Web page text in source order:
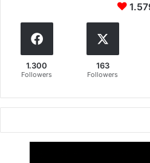
1.300
Followers
163
Followers